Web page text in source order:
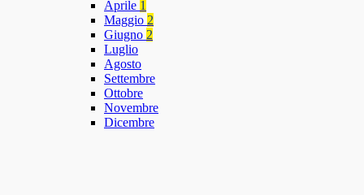
Aprile 1
Maggio 2
Giugno 2
Luglio
Agosto
Settembre
Ottobre
Novembre
Dicembre